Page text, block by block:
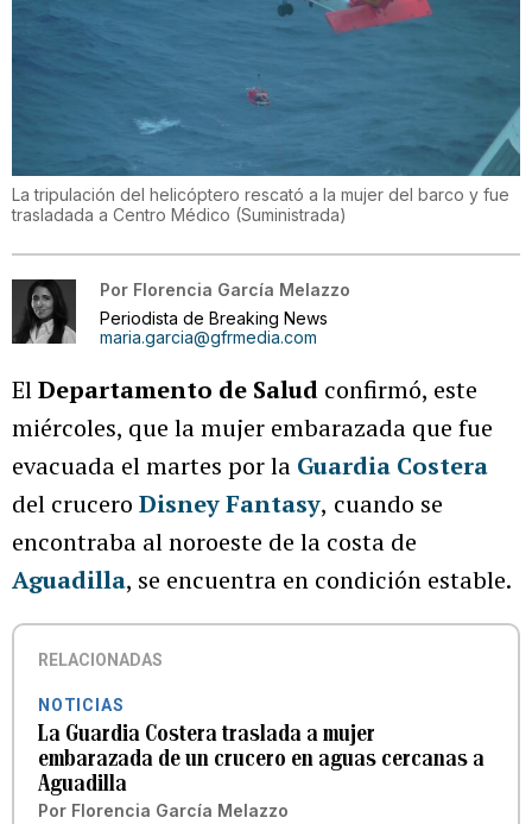
La tripulación del helicóptero rescató a la mujer del barco y fue
trasladada a Centro Médico (Suministrada)
Por Florencia García Melazzo
Periodista de Breaking News
maria.garcia@gfrmedia.com
ElDepartamento de Salud confirmó, este
miércoles, que la mujer embarazada que fue
evacuada el martes por la Guardia Costera
del crucero Disney Fantasy, cuando se
encontraba al noroeste de la costa de
Aguadilla, se encuentra en condición estable.
RELACIONADAS
NOTICIAS
La Guardia Costera traslada a mujer
embarazada de un crucero en aguas cercanas a
Aguadilla
Por Florencia García Melazzo